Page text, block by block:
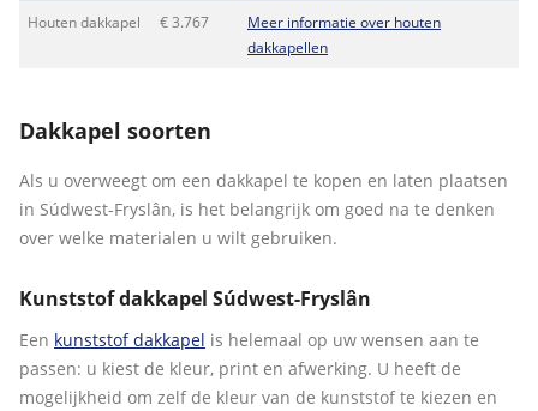
Houten dakkapel € 3.767
Meer informatie over houten
dakkapellen
Dakkapel soorten
Als u overweegt om een dakkapel te kopen en laten plaatsen
in Súdwest-Fryslân, is het belangrijk om goed na te denken
over welke materialen u wilt gebruiken.
Kunststof dakkapel Súdwest-Fryslân
Een kunststof dakkapel is helemaal op uw wensen aan te
passen: u kiest de kleur, print en afwerking. U heeft de
mogelijkheid om zelf de kleur van de kunststof te kiezen en